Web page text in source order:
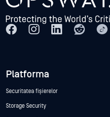
Platforma
Securitatea fișierelor
Storage Security